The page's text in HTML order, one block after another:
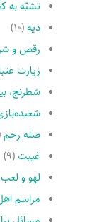
تشبّه به
دیه(۱۰)
رقص و
زیارت
شطرنج،
صله رحم
غیبت(۹)
لهو و
مراسم